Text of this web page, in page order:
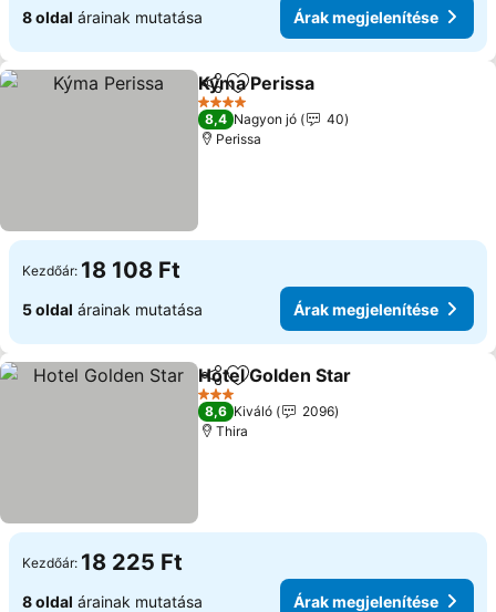
8 oldal árainak mutatása Árak megjelenítése
Megosztás
Hozzáadás a kedvencekhez
Kýma Perissa
4 Kategória
8,4 Nagyon jó
40
Perissa
Kezdőár: 18 108 Ft
5 oldal árainak mutatása Árak megjelenítése
Megosztás
Hozzáadás a kedvencekhez
Hotel Golden Star
3 Kategória
8,6 Kiváló
2096
Thira
Kezdőár: 18 225 Ft
8 oldal árainak mutatása Árak megjelenítése